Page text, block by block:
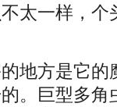
太一样，个
方是它的
。巨型多角